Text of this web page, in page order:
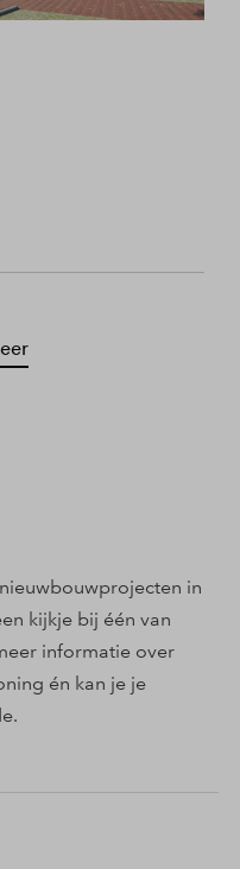
in
kijkje bij één van
informatie over
én kan je je